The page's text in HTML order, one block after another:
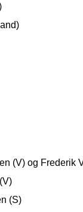
(V) og Frederik
(S)